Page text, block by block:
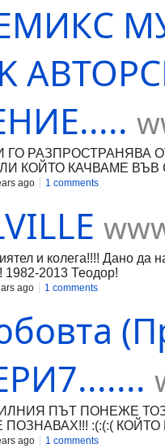
ГО РАЗПРОСТРАНЯВА
КАЧВАМE ВЪВ
ago 1 comments
и колега!!!! Дано
2013 Теодор!
ago 1 comments
ПЪТ ПОНЕЖЕ
:(:(:(
КАКТО И ЗА
ago 1 comments